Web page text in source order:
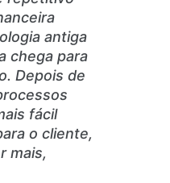
antiga
chega para
Depois de
fácil
o cliente,
mais,